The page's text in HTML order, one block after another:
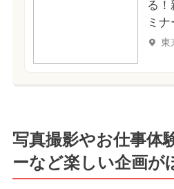
る！
ミナ
東
写真撮影やお仕事体
ーなど楽しい企画が